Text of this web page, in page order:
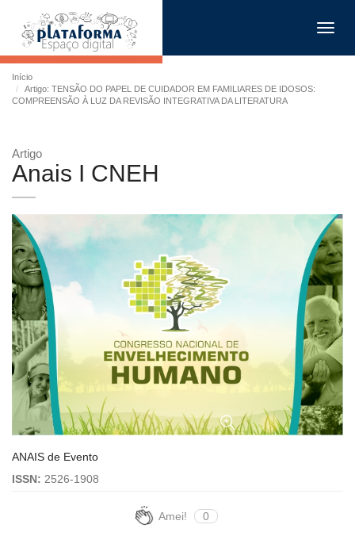
Início
Artigo: TENSÃO DO PAPEL DE CUIDADOR EM FAMILIARES DE IDOSOS:
COMPREENSÃO À LUZ DA REVISÃO INTEGRATIVA DA LITERATURA
Artigo
Anais I CNEH
ANAIS de Evento
ISSN: 2526-1908
Amei! 0